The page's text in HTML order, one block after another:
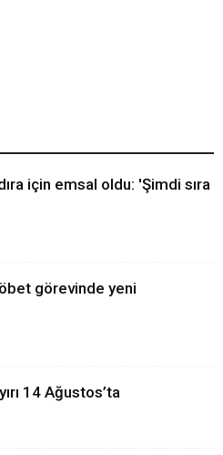
için emsal oldu: 'Şimdi sıra
görevinde yeni
14 Ağustos’ta